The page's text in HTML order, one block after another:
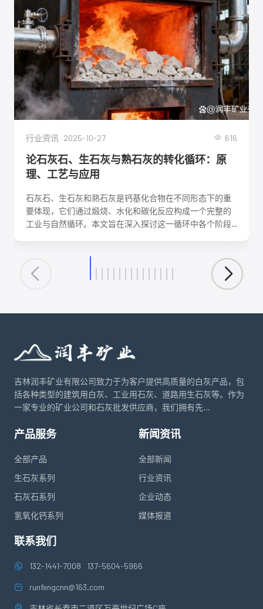
行业资讯 2025-10-27 616
论石灰石、生石灰与熟石灰的转化循环：原
理、工艺与应用
石灰石、生石灰和熟石灰是钙基化合物在不同形态下的重
要体现，它们通过煅烧、水化和碳化反应构成一个完整的
工业与自然循环。本文旨在深入探讨这一循环中各个阶段
优化生产工艺、降低能耗、实现资源可持续利用具有重要
意义。
吉林润丰矿业有限公司致力于为客户提供高质量的白灰产品，包
括各种类型的建筑用白灰、工业用石灰、道路用生石灰等。作为
一家专业的矿业公司和石灰批发供应商，我们拥有先...
产品服务
全部产品
生石灰系列
石灰石系列
氢氧化钙系列
新闻资讯
全部新闻
行业资讯
企业动态
媒体报道
联系我们
132-1441-7008 137-5604-5966
runfengcnn@163.com